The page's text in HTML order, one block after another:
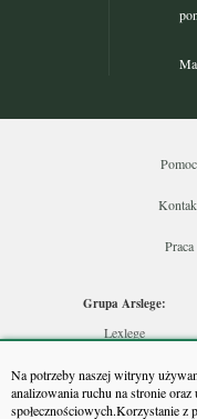
Na potrzeby naszej witryny
analizowania ruchu na stronie
społecznościowych.Korzystanie z
Pomoc
Praca
Grupa Arslege:
Lexlege
Skarbowcy
Urzędnik